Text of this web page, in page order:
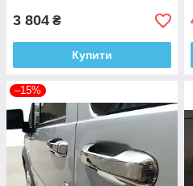
3 804 ₴
Купити
–15%